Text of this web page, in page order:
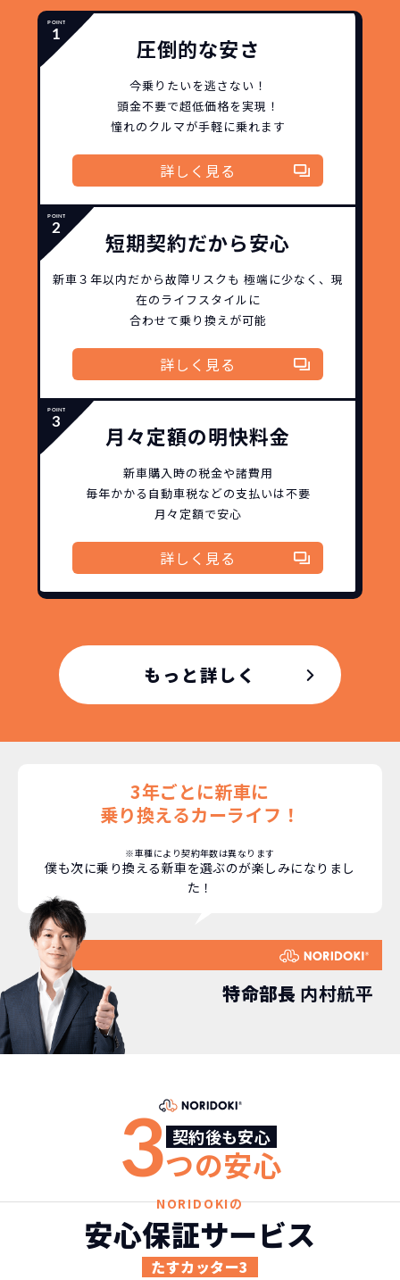
圧倒的な安さ
今乗りたいを逃さない！
頭金不要で超低価格を実現！
憧れのクルマが手軽に乗れます
詳しく見る
短期契約だから安心
新車３年以内だから故障リスクも 極端に少なく、 現
在のライフスタイルに
合わせて乗り換えが可能
詳しく見る
月々定額の明快料金
新車購入時の税金や諸費用
毎年かかる自動車税などの支払いは不要
月々定額で安心
詳しく見る
日本全国・世界中の流通ネットワークと
ノウハウを集約することでこの「超高残
価設定」を実現しました。
また特定の車両に絞ることによりこの価
格設定が可能となりました。
お車を返却いただく
必要があるため
通常のカーリースの場合、そのまま継続
して乗るか、購入するかなどを選べます。
しかし、NORIDOKIの場合は、車両を必
ず返却していただくことを前提とするこ
とで「超低価格」を実現しています。
ー保証があるから安心です。
契約リスクが少ない
ライフスタイルに合わせたお車の選択が
できます。急な引っ越し、転勤、家族が増
えるなど。その時その時の状況に合わせ
た車を選べるっていいとおもいません
新型の新車に定期的に乗換
車はだいたい３年くらいで飽きると言わ
れています。
もちろん、その人によりますが、最新型
車に常に乗り続けられるのは気持ちよ
車を購入する場合、購入時に｢登録時諸費
用｣や「各種税金」は車両本体以外にかか
これらの費用がコミコミの料金です。
継続的にかかる費用が
コミコミ
維持にかかる、毎年の｢自動車税｣はコミ
コミ。3年契約なので通常車検時にかかる
｢自動車重量税｣、｢自賠責保険料｣「整備
料」などが不要となります。
もっと詳しく
3年ごとに新車に
乗り換えるカーライフ！
※車種により契約年数は異なります
僕も次に乗り換える新車を選ぶのが楽しみになりまし
た！
特命部長 内村航平
契約後も安心
3つの安心
NORIDOKIの
安心保証サービス
たすカッター3